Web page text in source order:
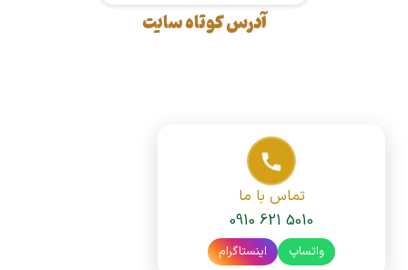
آدرس کوتاه سایت
تماس با ما
0910 621 5010
واتساپ اینستاگرام